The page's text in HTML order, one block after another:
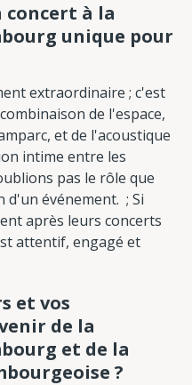
concert à la
unique pour
extraordinaire ; c'est
de l'espace,
et de l'acoustique
intime entre les
pas le rôle que
d'un événement. ; Si
après leurs concerts
attentif, engagé et
et vos
de la
et de la
?